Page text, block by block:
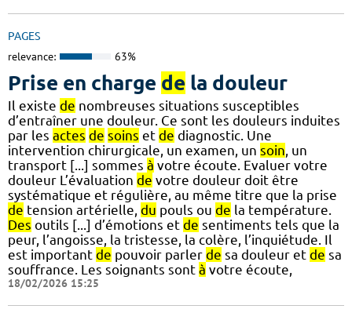
PAGES
relevance: 63%
Prise en charge de la douleur
Il existe de nombreuses situations susceptibles
d’entraîner une douleur. Ce sont les douleurs induites
par les actes de soins et de diagnostic. Une
intervention chirurgicale, un examen, un soin, un
transport [...] sommes à votre écoute. Evaluer votre
douleur L’évaluation de votre douleur doit être
systématique et régulière, au même titre que la prise
de tension artérielle, du pouls ou de la température.
Des outils [...] d’émotions et de sentiments tels que la
peur, l’angoisse, la tristesse, la colère, l’inquiétude. Il
est important de pouvoir parler de sa douleur et de sa
souffrance. Les soignants sont à votre écoute,
18/02/2026 15:25